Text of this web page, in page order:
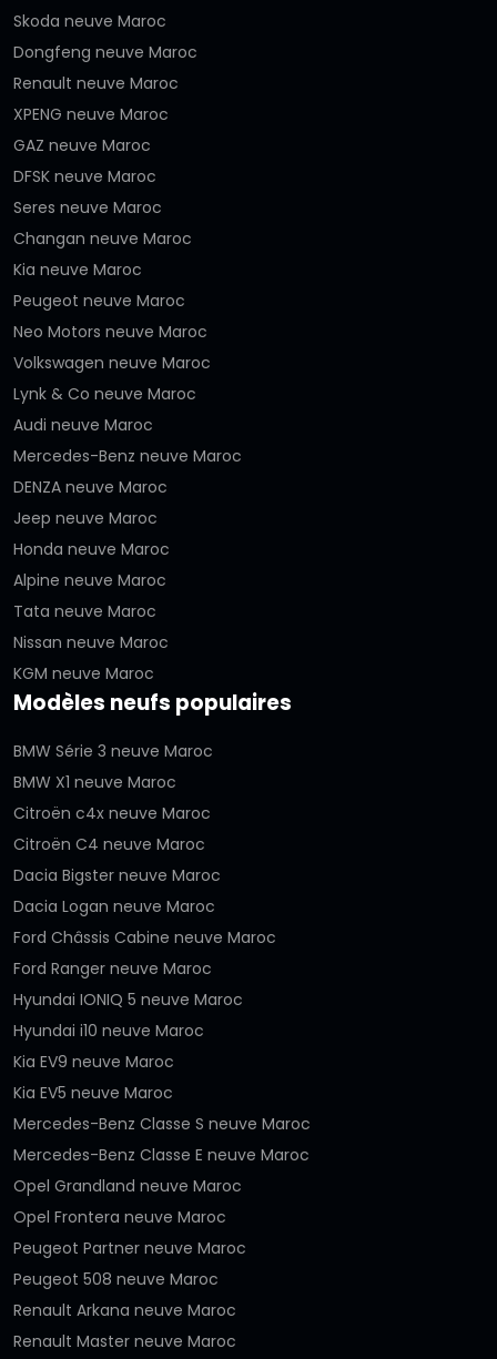
Skoda neuve Maroc
Dongfeng neuve Maroc
Renault neuve Maroc
XPENG neuve Maroc
GAZ neuve Maroc
DFSK neuve Maroc
Seres neuve Maroc
Changan neuve Maroc
Kia neuve Maroc
Peugeot neuve Maroc
Neo Motors neuve Maroc
Volkswagen neuve Maroc
Lynk & Co neuve Maroc
Audi neuve Maroc
Mercedes-Benz neuve Maroc
DENZA neuve Maroc
Jeep neuve Maroc
Honda neuve Maroc
Alpine neuve Maroc
Tata neuve Maroc
Nissan neuve Maroc
KGM neuve Maroc
Modèles neufs populaires
BMW Série 3 neuve Maroc
BMW X1 neuve Maroc
Citroën c4x neuve Maroc
Citroën C4 neuve Maroc
Dacia Bigster neuve Maroc
Dacia Logan neuve Maroc
Ford Châssis Cabine neuve Maroc
Ford Ranger neuve Maroc
Hyundai IONIQ 5 neuve Maroc
Hyundai i10 neuve Maroc
Kia EV9 neuve Maroc
Kia EV5 neuve Maroc
Mercedes-Benz Classe S neuve Maroc
Mercedes-Benz Classe E neuve Maroc
Opel Grandland neuve Maroc
Opel Frontera neuve Maroc
Peugeot Partner neuve Maroc
Peugeot 508 neuve Maroc
Renault Arkana neuve Maroc
Renault Master neuve Maroc